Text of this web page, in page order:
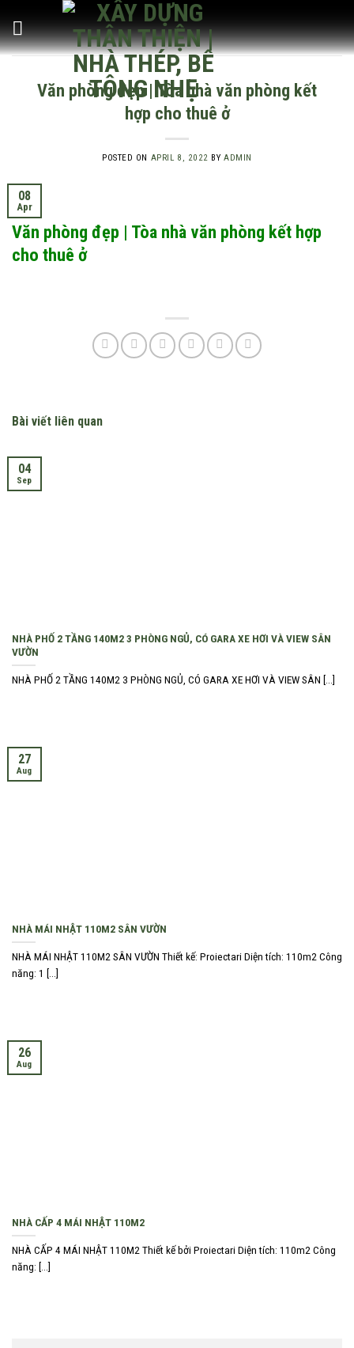
to
content
Văn phòng đẹp | Tòa nhà văn phòng kết
hợp cho thuê ở
POSTED ON APRIL 8, 2022 BYADMIN
08
Apr
Văn phòng đẹp | Tòa nhà văn phòng kết hợp
cho thuê ở
Bài viết liên quan
NHÀ PHỐ 2 TẦNG 140M2 3 PHÒNG NGỦ, CÓ GARA XE HƠI VÀ VIEW SÂN
VƯỜN
NHÀ PHỐ 2 TẦNG 140M2 3 PHÒNG NGỦ, CÓ GARA XE HƠI VÀ VIEW SÂN [...]
04
Sep
NHÀ MÁI NHẬT 110M2 SÂN VƯỜN
NHÀ MÁI NHẬT 110M2 SÂN VƯỜN Thiết kế: Proiectari Diện tích: 110m2 Công
năng: 1 [...]
27
Aug
NHÀ CẤP 4 MÁI NHẬT 110M2
NHÀ CẤP 4 MÁI NHẬT 110M2 Thiết kế bởi Proiectari Diện tích: 110m2 Công
năng: [...]
26
Aug